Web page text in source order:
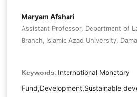
Maryam Afshari
Assistant Professor, Department of
Branch, Islamic Azad University,
Keywords: International Monetary
Fund,Development,Sustainable